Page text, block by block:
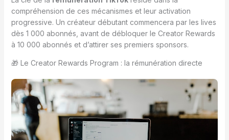
compréhension de ces mécanismes et leur activation
progressive. Un créateur débutant commencera par les lives
dès 1 000 abonnés, avant de débloquer le Creator Rewards
à 10 000 abonnés et d’attirer ses premiers sponsors.
🎁 Le Creator Rewards Program : la rémunération directe